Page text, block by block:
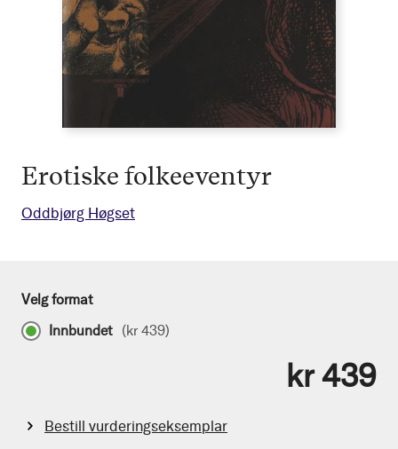
Erotiske folkeeventyr
Oddbjørg Høgset
Velg format
Innbundet (kr 439)
kr 439
Bestill vurderingseksemplar